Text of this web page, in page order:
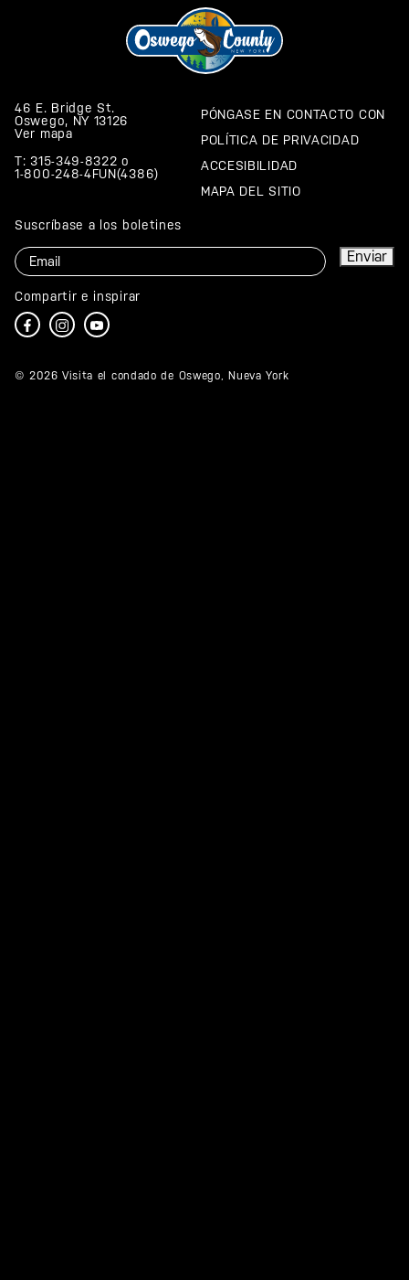
46 E. Bridge St.
Oswego, NY 13126
Ver mapa
T: 315-349-8322 o
1-800-248-4FUN(4386)
PÓNGASE EN CONTACTO CON
POLÍTICA DE PRIVACIDAD
ACCESIBILIDAD
MAPA DEL SITIO
Suscríbase a los boletines
Correo
electrónico
Enviar
Compartir e inspirar
© 2026 Visita el condado de Oswego, Nueva York